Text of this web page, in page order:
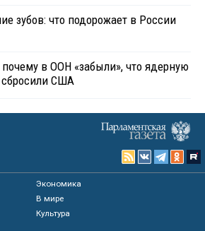
зубов: что подорожает в России
в ООН «забыли», что ядерную
США
Экономика
В мире
Культура